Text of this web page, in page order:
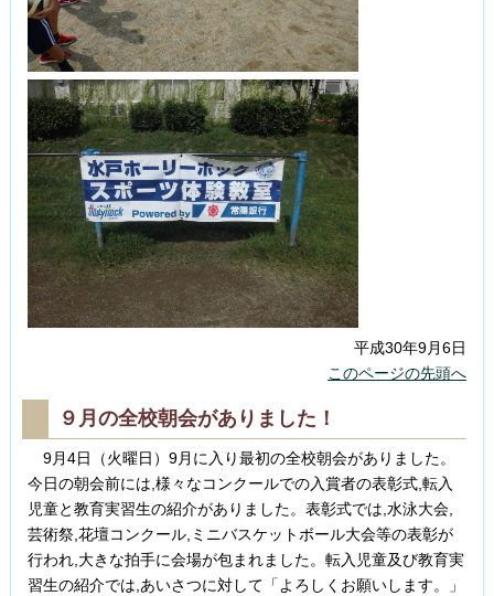
平成30年9月6日
このページの先頭へ
９月の全校朝会がありました！
9月4日（火曜日）9月に入り最初の全校朝会がありました。
今日の朝会前には,様々なコンクールでの入賞者の表彰式,転入
児童と教育実習生の紹介がありました。表彰式では,水泳大会,
芸術祭,花壇コンクール,ミニバスケットボール大会等の表彰が
行われ,大きな拍手に会場が包まれました。転入児童及び教育実
習生の紹介では,あいさつに対して「よろしくお願いします。」